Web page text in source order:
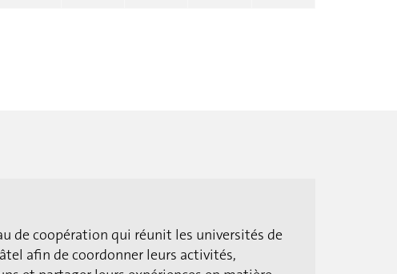
de coopération qui réunit les universités de
afin de coordonner leurs activités,